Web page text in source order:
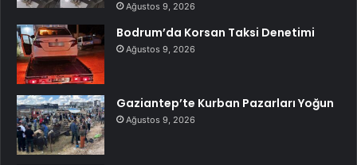
Ağustos 9, 2026
Bodrum’da Korsan Taksi Denetimi
Ağustos 9, 2026
Gaziantep’te Kurban Pazarları Yoğun
Ağustos 9, 2026